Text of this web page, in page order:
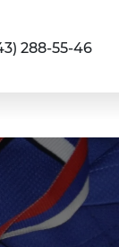
288-55-46